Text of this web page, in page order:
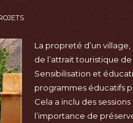
La propreté d’un
de l’attrait touristique
Sensibilisation et
programmes éducatifs
Cela a inclu des
l’importance de